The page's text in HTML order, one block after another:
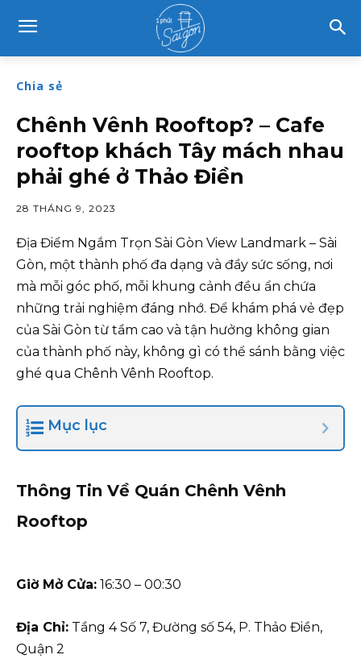
Chia sẻ
Chênh Vênh Rooftop? – Cafe
rooftop khách Tây mách nhau
phải ghé ở Thảo Điền
28 THÁNG 9, 2023
Địa Điểm Ngắm Trọn Sài Gòn View Landmark – Sài
Gòn, một thành phố đa dạng và đầy sức sống, nơi
mà mỗi góc phố, mỗi khung cảnh đều ẩn chứa
những trải nghiệm đáng nhớ. Để khám phá vẻ đẹp
của Sài Gòn từ tầm cao và tận hưởng không gian
của thành phố này, không gì có thể sánh bằng việc
ghé qua Chênh Vênh Rooftop.
Mục lục
Thông Tin Về Quán Chênh Vênh
Rooftop
Giờ Mở Cửa: 16:30 – 00:30
Địa Chỉ: Tầng 4 Số 7, Đường số 54, P. Thảo Điền,
Quận 2